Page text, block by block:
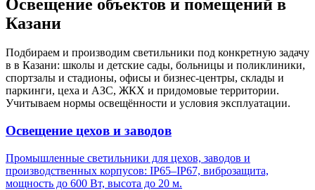
Освещение объектов и помещений в
Казани
Подбираем и производим светильники под конкретную задачу
в в Казани: школы и детские сады, больницы и поликлиники,
спортзалы и стадионы, офисы и бизнес-центры, склады и
паркинги, цеха и АЗС, ЖКХ и придомовые территории.
Учитываем нормы освещённости и условия эксплуатации.
Освещение цехов и заводов
Промышленные светильники для цехов, заводов и
производственных корпусов: IP65–IP67, виброзащита,
мощность до 600 Вт, высота до 20 м.